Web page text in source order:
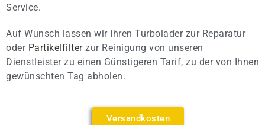
Service.
Auf Wunsch lassen wir Ihren Turbolader zur Reparatur
oder Partikelfilterzur Reinigung von unseren
Dienstleister zu einen Günstigeren Tarif, zu der von Ihnen
gewünschten Tag abholen.
Versandkosten